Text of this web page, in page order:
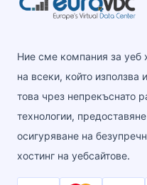
Ние сме компания за уеб
на всеки, който използва
това чрез непрекъснато
технологии,
осигуряване на
хостинг на уебсайтове.